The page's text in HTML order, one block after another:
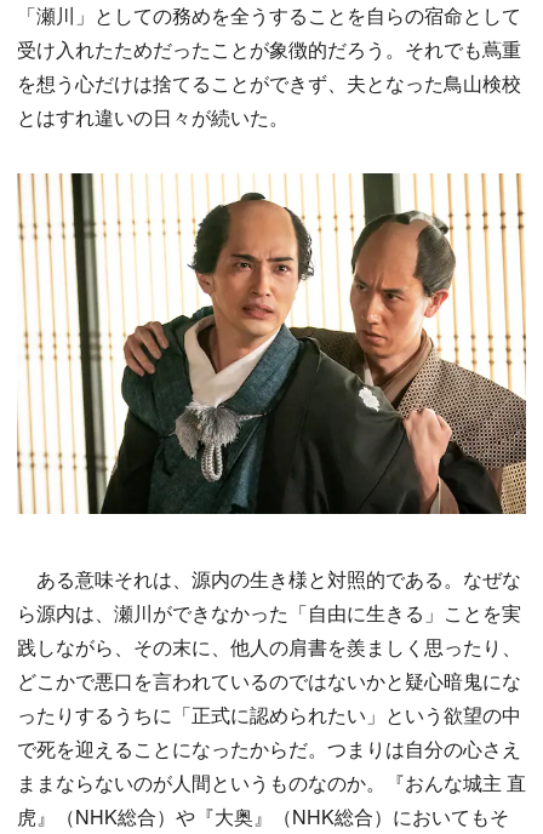
「瀬川」としての務めを全うすることを自らの宿命として
受け入れたためだったことが象徴的だろう。それでも蔦重
を想う心だけは捨てることができず、夫となった鳥山検校
とはすれ違いの日々が続いた。
ある意味それは、源内の生き様と対照的である。なぜな
ら源内は、瀬川ができなかった「自由に生きる」ことを実
践しながら、その末に、他人の肩書を羨ましく思ったり、
どこかで悪口を言われているのではないかと疑心暗鬼にな
ったりするうちに「正式に認められたい」という欲望の中
で死を迎えることになったからだ。つまりは自分の心さえ
ままならないのが人間というものなのか。『おんな城主 直
虎』（NHK総合）や『大奥』（NHK総合）においてもそ